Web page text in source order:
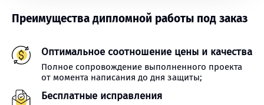
Преимущества дипломной работы под заказ
Оптимальное соотношение цены и качества
Полное сопровождение выполненного проекта
от момента написания до дня защиты;
Бесплатные исправления